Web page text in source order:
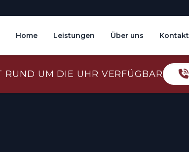
Home Leistungen Über uns Kontakt
RUND UM DIE UHR VERFÜGBAR